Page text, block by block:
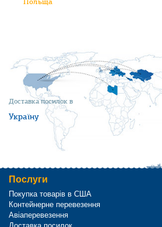
Доставка посилок в
Україну
Послуги
Покупка товарів в США
Контейнерне перевезення
Авіаперевезення